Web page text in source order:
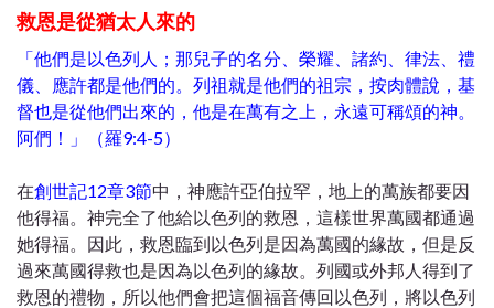
救恩是從猶太人來的
「他們是以色列人；那兒子的名分、榮耀、諸約、律法、禮
儀、應許都是他們的。列祖就是他們的祖宗，按肉體說，基
督也是從他們出來的，他是在萬有之上，永遠可稱頌的神。
阿們！」（羅9:4-5）
在創世記12章3節中，神應許亞伯拉罕，地上的萬族都要因
他得福。神完全了他給以色列的救恩，這樣世界萬國都通過
她得福。因此，救恩臨到以色列是因為萬國的緣故，但是反
過來萬國得救也是因為以色列的緣故。列國或外邦人得到了
救恩的禮物，所以他們會把這個福音傳回以色列，將以色列